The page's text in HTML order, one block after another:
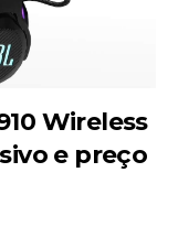
Wireless
e preço